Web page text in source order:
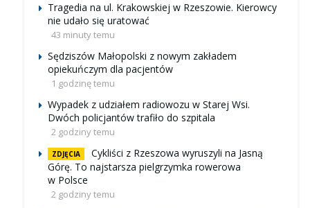
Tragedia na ul. Krakowskiej w Rzeszowie. Kierowcy
nie udało się uratować
43 minuty temu
Sędziszów Małopolski z nowym zakładem
opiekuńczym dla pacjentów
1 godzinę temu
Wypadek z udziałem radiowozu w Starej Wsi.
Dwóch policjantów trafiło do szpitala
2 godziny temu
ZDJĘCIA
Cykliści z Rzeszowa wyruszyli na Jasną
Górę. To najstarsza pielgrzymka rowerowa
w Polsce
2 godziny temu